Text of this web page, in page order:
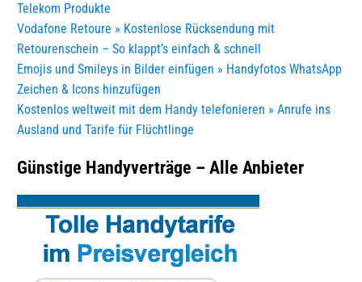
Telekom Produkte
Vodafone Retoure » Kostenlose Rücksendung mit
Retourenschein – So klappt’s einfach & schnell
Emojis und Smileys in Bilder einfügen » Handyfotos WhatsApp
Zeichen & Icons hinzufügen
Kostenlos weltweit mit dem Handy telefonieren » Anrufe ins
Ausland und Tarife für Flüchtlinge
Günstige Handyverträge – Alle Anbieter